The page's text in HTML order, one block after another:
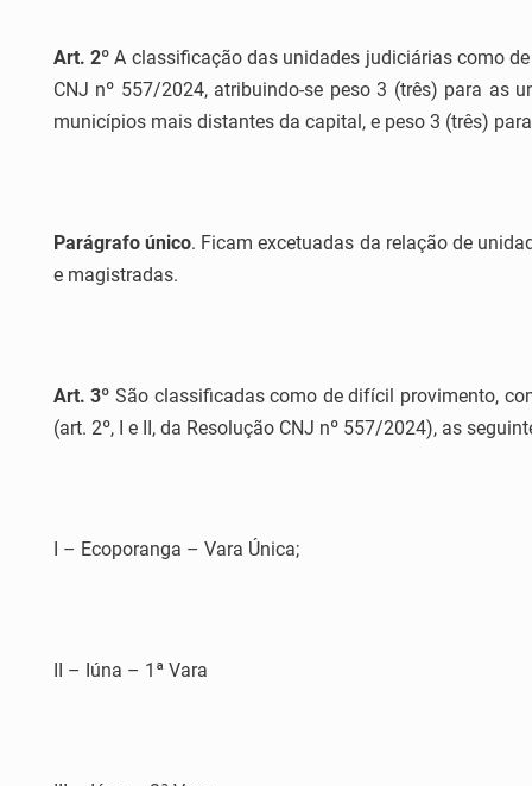
Art. 2º A classificação das unidades judiciárias como
CNJ nº 557/2024, atribuindo-se peso 3 (três) para as
municípios mais distantes da capital, e peso 3 (três)
Parágrafo único. Ficam excetuadas da relação de
e magistradas.
Art. 3º São classificadas como de difícil provimento,
(art. 2º, I e II, da Resolução CNJ nº 557/2024), as
I – Ecoporanga – Vara Única;
II – Iúna – 1ª Vara